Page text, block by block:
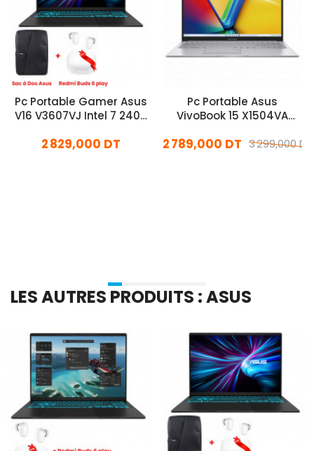
Pc Portable Gamer Asus
V16 V3607VJ Intel 7 240H
W11
2 829,000 DT
Pc Portable Asus
VivoBook 15 X1504VA
Windows 113 299,000 DT
2 789,000 DT
LES AUTRES PRODUITS : ASUS